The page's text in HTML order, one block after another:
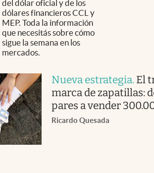
del dólar oficial y de los
dólares financieros CCL y
MEP. Toda la información
que necesitás sobre cómo
sigue la semana en los
mercados.
Nueva estrategia.El
marca de zapatillas:
pares a vender
Ricardo Quesada